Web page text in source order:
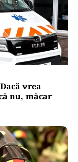
vrea
nu, măcar